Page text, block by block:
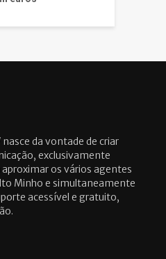
da vontade de criar
exclusivamente
os vários agentes
Minho e simultaneamente
acessível e gratuito,